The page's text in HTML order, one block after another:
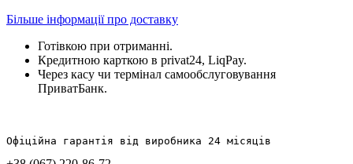
Більше інформації про доставку
Готівкою при отриманні.
Кредитною карткою в privat24, LiqPay.
Через касу чи термінал самообслуговування
ПриватБанк.
Офіційна гарантія від виробника 24 місяців